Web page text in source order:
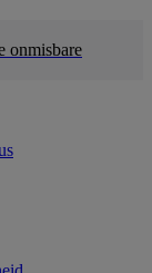
onmisbare